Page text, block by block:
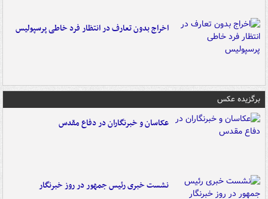
اخراج بدون تعارف در انتظار فرد خاطی پرسپولیس
برگزیده عکس
عکاسان و خبرنگاران در دفاع مقدس
نشست خبری رئیس جمهور در روز خبرنگار